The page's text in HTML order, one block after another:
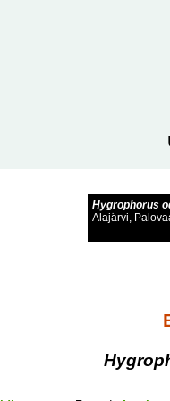
Hygrophorus
Alajärvi,